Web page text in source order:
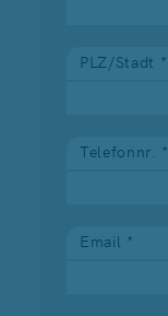
PLZ/Stadt *
Telefonnr. *
Email *